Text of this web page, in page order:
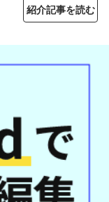
紹介記事を読む